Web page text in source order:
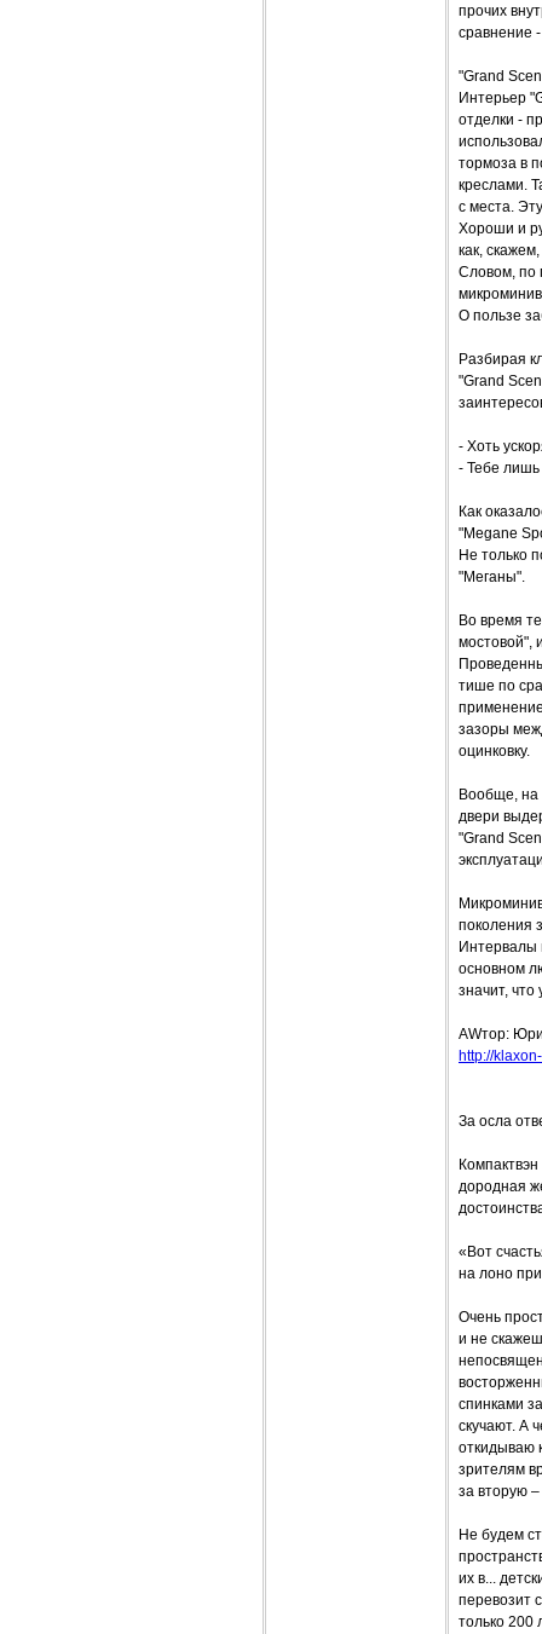
прочих
сравнение
"Grand
Интерьер
отделки -
тормоза в
креслами.
с места.
Хороши и
как,
Словом, по
О пользе
Разбирая
"Grand
- Хоть
- Тебе лишь
Как
"Megane
Не только
"Меганы".
Во время
мостовой",
тише по
зазоры
оцинковку.
Вообще, на
двери
"Grand
поколения
Интервалы
основном
значит, что
AWтор:
http://
За осла
дородная
«Вот
на лоно
Очень
и не
спинками
скучают. А
откидываю
зрителям
за вторую
Не будем
их в...
перевозит
только 200